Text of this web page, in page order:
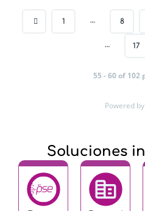
1 … 8
… 17
55 - 60 of 102
Powered by
Soluciones